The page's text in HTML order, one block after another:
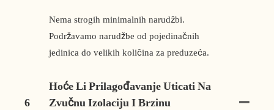
Nema strogih minimalnih narudžbi.
Podržavamo narudžbe od pojedinačnih
jedinica do velikih količina za preduzeća.
6
Hoće Li Prilagođavanje Uticati Na
Zvučnu Izolaciju I Brzinu